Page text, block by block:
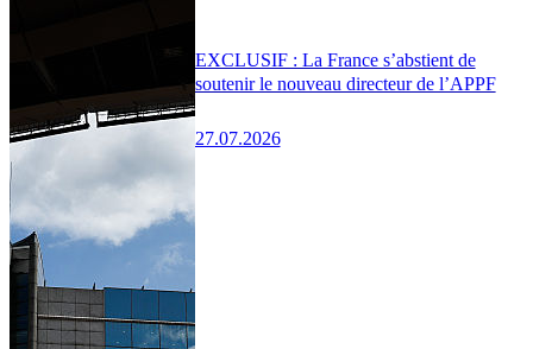
EXCLUSIF : La France s’abstient de
soutenir le nouveau directeur de l’APPF
27.07.2026